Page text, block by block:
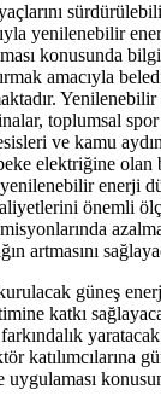
yenilenebilir
konusunda
amacıyla
toplumsal
ve kamu
elektriğine olan
enerji
önemli
artmasını
güneş
katkı
katılımcılarına
uygulaması